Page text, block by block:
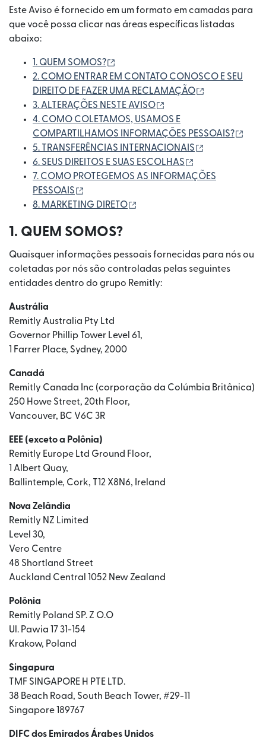
Este Aviso é fornecido em um formato em camadas para
que você possa clicar nas áreas específicas listadas
abaixo:
1. QUEM SOMOS?
2. COMO ENTRAR EM CONTATO CONOSCO E SEU
DIREITO DE FAZER UMA RECLAMAÇÃO
3. ALTERAÇÕES NESTE AVISO
4. COMO COLETAMOS, USAMOS E
COMPARTILHAMOS INFORMAÇÕES PESSOAIS?
5. TRANSFERÊNCIAS INTERNACIONAIS
6. SEUS DIREITOS E SUAS ESCOLHAS
7. COMO PROTEGEMOS AS INFORMAÇÕES
PESSOAIS
8. MARKETING DIRETO
1. QUEM SOMOS?
Quaisquer informações pessoais fornecidas para nós ou
coletadas por nós são controladas pelas seguintes
entidades dentro do grupo Remitly:
Austrália
Remitly Australia Pty Ltd
Governor Phillip Tower Level 61,
1 Farrer Place, Sydney, 2000
Canadá
Remitly Canada Inc (corporação da Colúmbia Britânica)
250 Howe Street, 20th Floor,
Vancouver, BC V6C 3R
EEE (exceto a Polônia)
Remitly Europe Ltd Ground Floor,
1 Albert Quay,
Ballintemple, Cork, T12 X8N6, Ireland
Nova Zelândia
Remitly NZ Limited
Level 30,
Vero Centre
48 Shortland Street
Auckland Central 1052 New Zealand
Polônia
Remitly Poland SP. Z O.O
Ul. Pawia 17 31-154
Krakow, Poland
Singapura
TMF SINGAPORE H PTE LTD.
38 Beach Road, South Beach Tower, #29-11
Singapore 189767
DIFC dos Emirados Árabes Unidos